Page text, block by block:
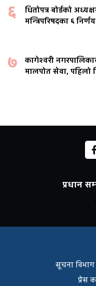
६
धितोपत्र बोर्डको
मन्त्रिपरिषदका ६ निर्णय
७
कागेश्वरी
मालपोत सेवा, पहिलो
प्रधान
सूचना विभाग
प्रेस